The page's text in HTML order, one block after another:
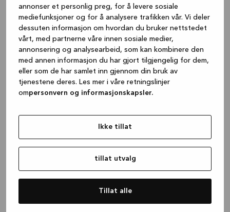
annonser et personlig preg, for å levere sosiale
mediefunksjoner og for å analysere trafikken vår. Vi deler
dessuten informasjon om hvordan du bruker nettstedet
vårt, med partnerne våre innen sosiale medier,
annonsering og analysearbeid, som kan kombinere den
med annen informasjon du har gjort tilgjengelig for dem,
eller som de har samlet inn gjennom din bruk av
tjenestene deres. Les mer i våre retningslinjer
ompersonvern og informasjonskapsler.
Ikke tillat
tillat utvalg
Tillat alle
(see the browser console for more
information).